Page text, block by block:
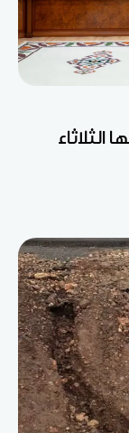
الثلاثاء